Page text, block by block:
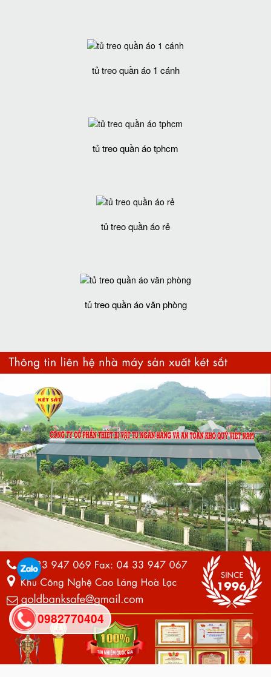
tủ treo quần áo 1 cánh
tủ treo quần áo tphcm
tủ treo quần áo rẻ
tủ treo quần áo văn phòng
0982770404
back